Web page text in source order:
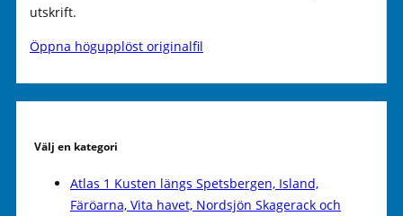
utskrift.
Öppna högupplöst originalfil
Välj en kategori
Atlas 1 Kusten längs Spetsbergen, Island,
Färöarna, Vita havet, Nordsjön Skagerack och